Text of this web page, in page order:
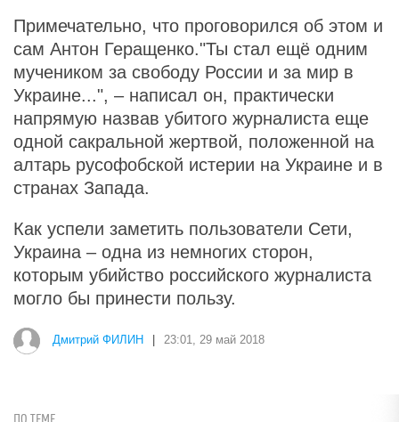
Примечательно, что проговорился об этом и
сам Антон Геращенко."Ты стал ещё одним
мучеником за свободу России и за мир в
Украине...", – написал он, практически
напрямую назвав убитого журналиста еще
одной сакральной жертвой, положенной на
алтарь русофобской истерии на Украине и в
странах Запада.
Как успели заметить пользователи Сети,
Украина – одна из немногих сторон,
которым убийство российского журналиста
могло бы принести пользу.
Дмитрий ФИЛИН 23:01, 29 май 2018